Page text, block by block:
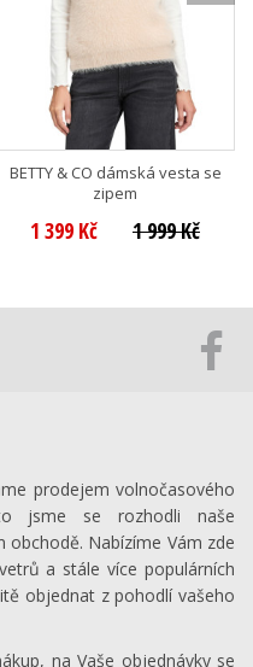
BETTY & CO dámská vesta se
zipem
1 399 Kč 1 999 Kč
prodejem volnočasového
jsme se rozhodli naše
Nabízíme Vám zde
a stále více populárních
objednat z pohodlí vašeho
na Vaše objednávky se